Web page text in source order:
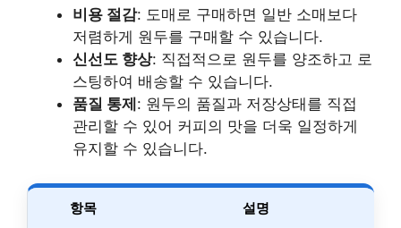
비용 절감: 도매로 구매하면 일반 소매보다
저렴하게 원두를 구매할 수 있습니다.
신선도 향상: 직접적으로 원두를 양조하고 로
스팅하여 배송할 수 있습니다.
품질 통제 : 원두의 품질과 저장상태를 직접
관리할 수 있어 커피의 맛을 더욱 일정하게
유지할 수 있습니다.
항목 설명